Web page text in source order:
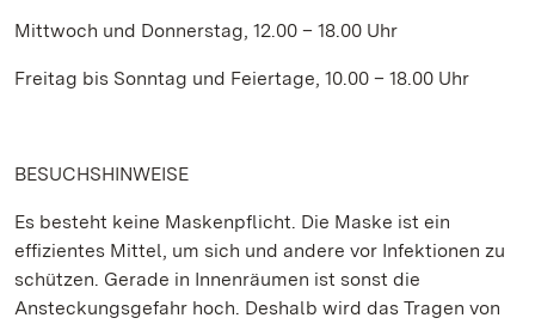
Mittwoch und Donnerstag, 12.00 – 18.00 Uhr
Freitag bis Sonntag und Feiertage, 10.00 – 18.00 Uhr
BESUCHSHINWEISE
Es besteht keine Maskenpflicht. Die Maske ist ein
effizientes Mittel, um sich und andere vor Infektionen zu
schützen. Gerade in Innenräumen ist sonst die
Ansteckungsgefahr hoch. Deshalb wird das Tragen von